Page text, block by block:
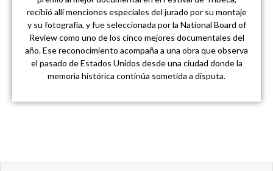
recibió allí menciones especiales del jurado por su montaje
y su fotografía, y fue seleccionada por la National Board of
Review como uno de los cinco mejores documentales del
año. Ese reconocimiento acompaña a una obra que observa
el pasado de Estados Unidos desde una ciudad donde la
memoria histórica continúa sometida a disputa.